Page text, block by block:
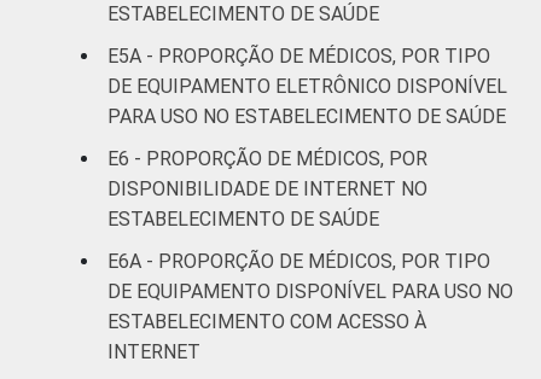
51 anos ou
mais
90
Interior
Base: 1.081.866 médicos . Dados coletados
entre novembro de 2015 e junho de 2016.
ESTABELECIMENTO DE SAÚDE
E5A - PROPORÇÃO DE MÉDICOS, POR TIPO
DE EQUIPAMENTO ELETRÔNICO DISPONÍVEL
PARA USO NO ESTABELECIMENTO DE SAÚDE
E6 - PROPORÇÃO DE MÉDICOS, POR
DISPONIBILIDADE DE INTERNET NO
ESTABELECIMENTO DE SAÚDE
E6A - PROPORÇÃO DE MÉDICOS, POR TIPO
DE EQUIPAMENTO DISPONÍVEL PARA USO NO
ESTABELECIMENTO COM ACESSO À
INTERNET